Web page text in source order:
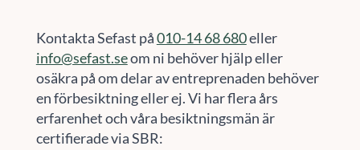
Kontakta Sefast på010-14 68 680eller
info@sefast.seom ni behöver hjälp eller
osäkra på om delar av entreprenaden behöver
en förbesiktning eller ej. Vi har flera års
erfarenhet och våra besiktningsmän är
certifierade via SBR: